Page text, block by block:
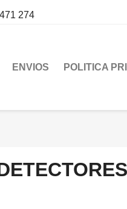
274
ENVIOS POLITICA